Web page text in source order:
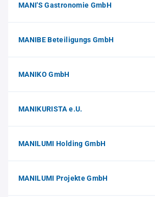
MANI'S Gastronomie GmbH
MANIBE Beteiligungs GmbH
MANIKO GmbH
MANIKURISTA e.U.
MANILUMI Holding GmbH
MANILUMI Projekte GmbH